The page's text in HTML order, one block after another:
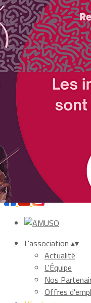
Exporter les lignes
Exporter toutes les
Exporter
Menu
Balafon et Piccolo
Pratiques
Ajoutez un logo, un
Cliquez pour éditer
L'association ▴▾
Actualité
L'Équipe
Nos
Offres